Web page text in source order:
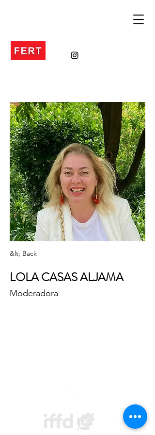
&lt; Back
LOLA CASAS ALJAMA
Moderadora